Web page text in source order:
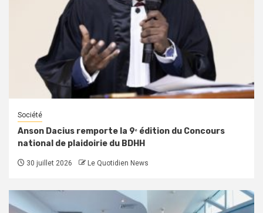
Société
Anson Dacius remporte la 9ᵉ édition du Concours
national de plaidoirie du BDHH
30 juillet 2026 Le Quotidien News